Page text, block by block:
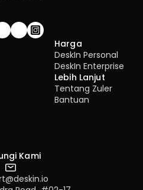
Harga
DeskIn Personal
DeskIn Enterprise
Lebih Lanjut
Tentang Zuler
Bantuan
Kami